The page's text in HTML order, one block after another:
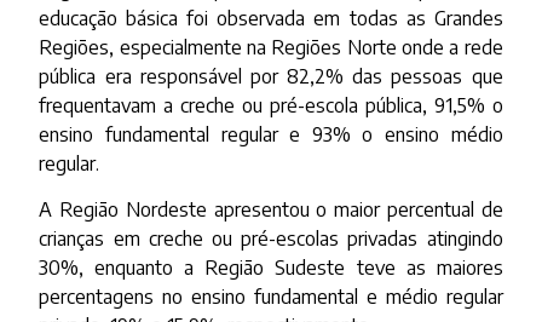
educação básica foi observada em todas as Grandes
Regiões, especialmente na Regiões Norte onde a rede
pública era responsável por 82,2% das pessoas que
frequentavam a creche ou pré-escola pública, 91,5% o
ensino fundamental regular e 93% o ensino médio
regular.
A Região Nordeste apresentou o maior percentual de
crianças em creche ou pré-escolas privadas atingindo
30%, enquanto a Região Sudeste teve as maiores
percentagens no ensino fundamental e médio regular